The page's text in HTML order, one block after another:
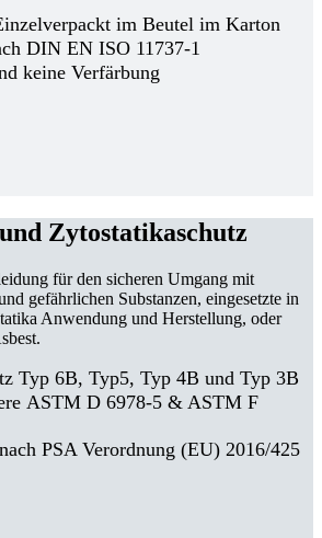
im Beutel im Karton
DIN EN ISO 11737-1
keine Verfärbung
Zytostatikaschutz
für den sicheren Umgang mit
gefährlichen Substanzen, eingesetzte in
Anwendung und Herstellung, oder
Typ 6B, Typ5, Typ 4B und Typ 3B
ASTM D 6978-5 & ASTM F
PSA Verordnung (EU) 2016/425